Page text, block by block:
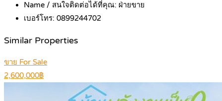
Name / สนใจติดต่อได้ที่คุณ: ฝ่ายขาย
เบอร์โทร: 0899244702
Similar Properties
ขาย For Sale
2,600,000฿